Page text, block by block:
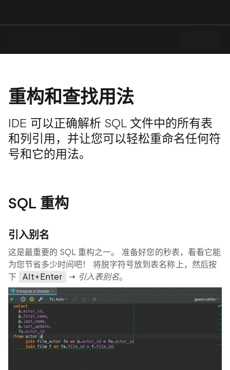
重构和查找用法
IDE 可以正确解析 SQL 文件中的所有表
和列引用，并让您可以轻松重命名任何符
号和它的用法。
SQL 重构
引入别名
这是最重要的 SQL 重构之一。 准备好您的秒表，看看它能
为您节省多少时间吧！ 将脱字符号放到表名称上，然后按
下
Alt+Enter → 引入表别名。